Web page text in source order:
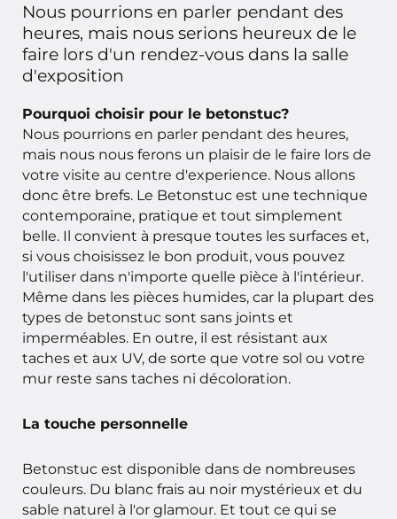
Nous pourrions en parler pendant des
heures, mais nous serions heureux de le
faire lors d'un rendez-vous dans la salle
d'exposition
Pourquoi choisir pour le betonstuc?
Nous pourrions en parler pendant des heures,
mais nous nous ferons un plaisir de le faire lors de
votre visite au centre d'experience. Nous allons
donc être brefs. Le Betonstuc est une technique
contemporaine, pratique et tout simplement
belle. Il convient à presque toutes les surfaces et,
si vous choisissez le bon produit, vous pouvez
l'utiliser dans n'importe quelle pièce à l'intérieur.
Même dans les pièces humides, car la plupart des
types de betonstuc sont sans joints et
imperméables. En outre, il est résistant aux
taches et aux UV, de sorte que votre sol ou votre
mur reste sans taches ni décoloration.
La touche personnelle
Betonstuc est disponible dans de nombreuses
couleurs. Du blanc frais au noir mystérieux et du
sable naturel à l'or glamour. Et tout ce qui se